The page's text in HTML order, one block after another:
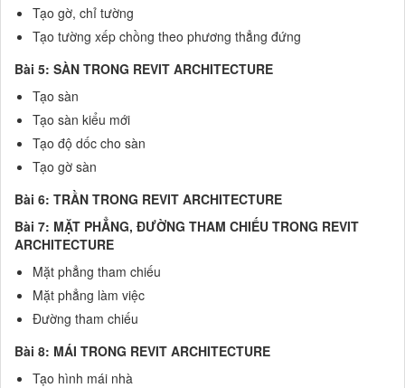
Tạo gờ, chỉ tường
Tạo tường xếp chồng theo phương thẳng đứng
Bài 5: SÀN TRONG REVIT ARCHITECTURE
Tạo sàn
Tạo sàn kiểu mới
Tạo độ dốc cho sàn
Tạo gờ sàn
Bài 6: TRẦN TRONG REVIT ARCHITECTURE
Bài 7: MẶT PHẲNG, ĐƯỜNG THAM CHIẾU TRONG REVIT
ARCHITECTURE
Mặt phẳng tham chiếu
Mặt phẳng làm việc
Đường tham chiếu
Bài 8: MÁI TRONG REVIT ARCHITECTURE
Tạo hình mái nhà